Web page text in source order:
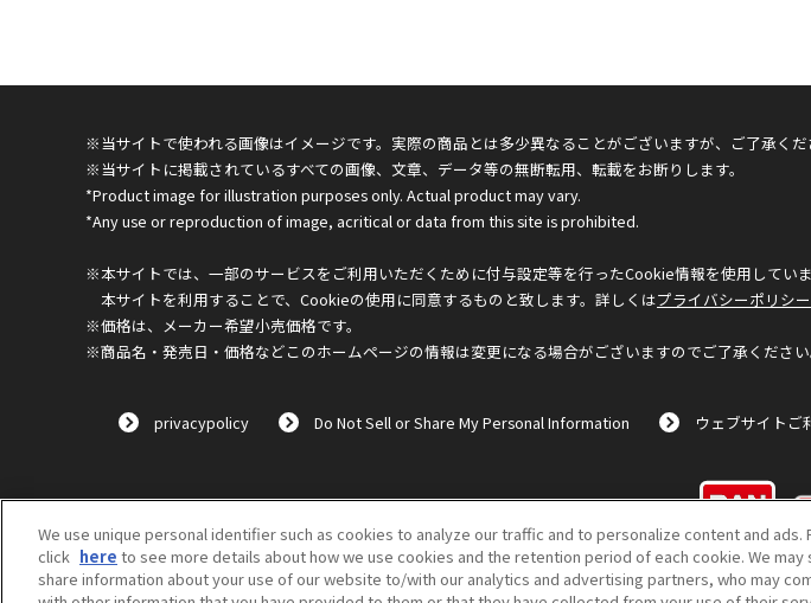
※当サイトで使われる画像はイメージです。実際の商品とは多少異なることがございますが、ご了承くだ
※当サイトに掲載されているすべての画像、文章、データ等の無断転用、転載をお断りします。
*Product image for illustration purposes only. Actual product may vary.
*Any use or reproduction of image, acritical or data from this site is prohibited.
※本サイトでは、一部のサービスをご利用いただくために付与設定等を行ったCookie情報を使用していま
本サイトを利用することで、Cookieの使用に同意するものと致します。詳しくはプライバシーポリシー
※価格は、メーカー希望小売価格です。
※商品名・発売日・価格などこのホームページの情報は変更になる場合がございますのでご了承ください
privacypolicy Do Not Sell or Share My Personal Information ウェブサイトご
We use unique personal identifier such as cookies to analyze our traffic and to personalize content and ads.
click here to see more details about how we use cookies and the retention period of each cookie. We may
share information about your use of our website to/with our analytics and advertising partners, who may